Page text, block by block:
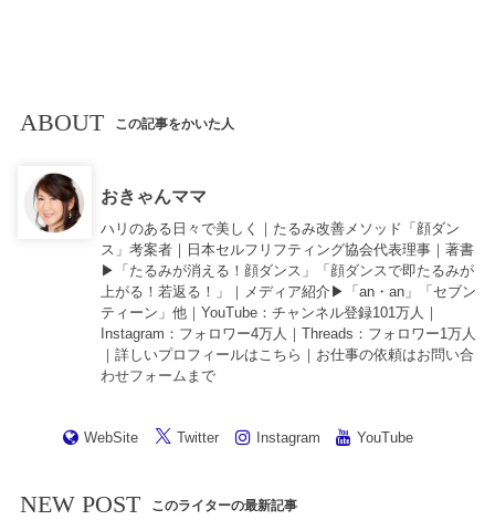
ABOUT この記事をかいた人
おきゃんママ
ハリのある日々で美しく｜たるみ改善メソッド「顔ダン
ス」考案者｜日本セルフリフティング協会代表理事｜著書
▶︎「たるみが消える！顔ダンス 」「顔ダンスで即たるみが
上がる！若返る！ 」｜メディア紹介▶︎「an・an」「セブン
ティーン」他｜YouTube ：チャンネル登録101万人｜
Instagram ：フォロワー4万人｜Threads ：フォロワー1万人
｜詳しいプロフィールは こちら ｜お仕事の依頼はお問い合
わせフォーム まで
WebSite Twitter Instagram YouTube
NEW POST このライターの最新記事